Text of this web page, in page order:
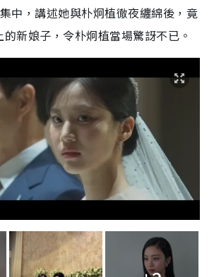
中，講述她與朴炯植徹夜纏綿後，竟
新娘子，令朴炯植當場驚訝不已。